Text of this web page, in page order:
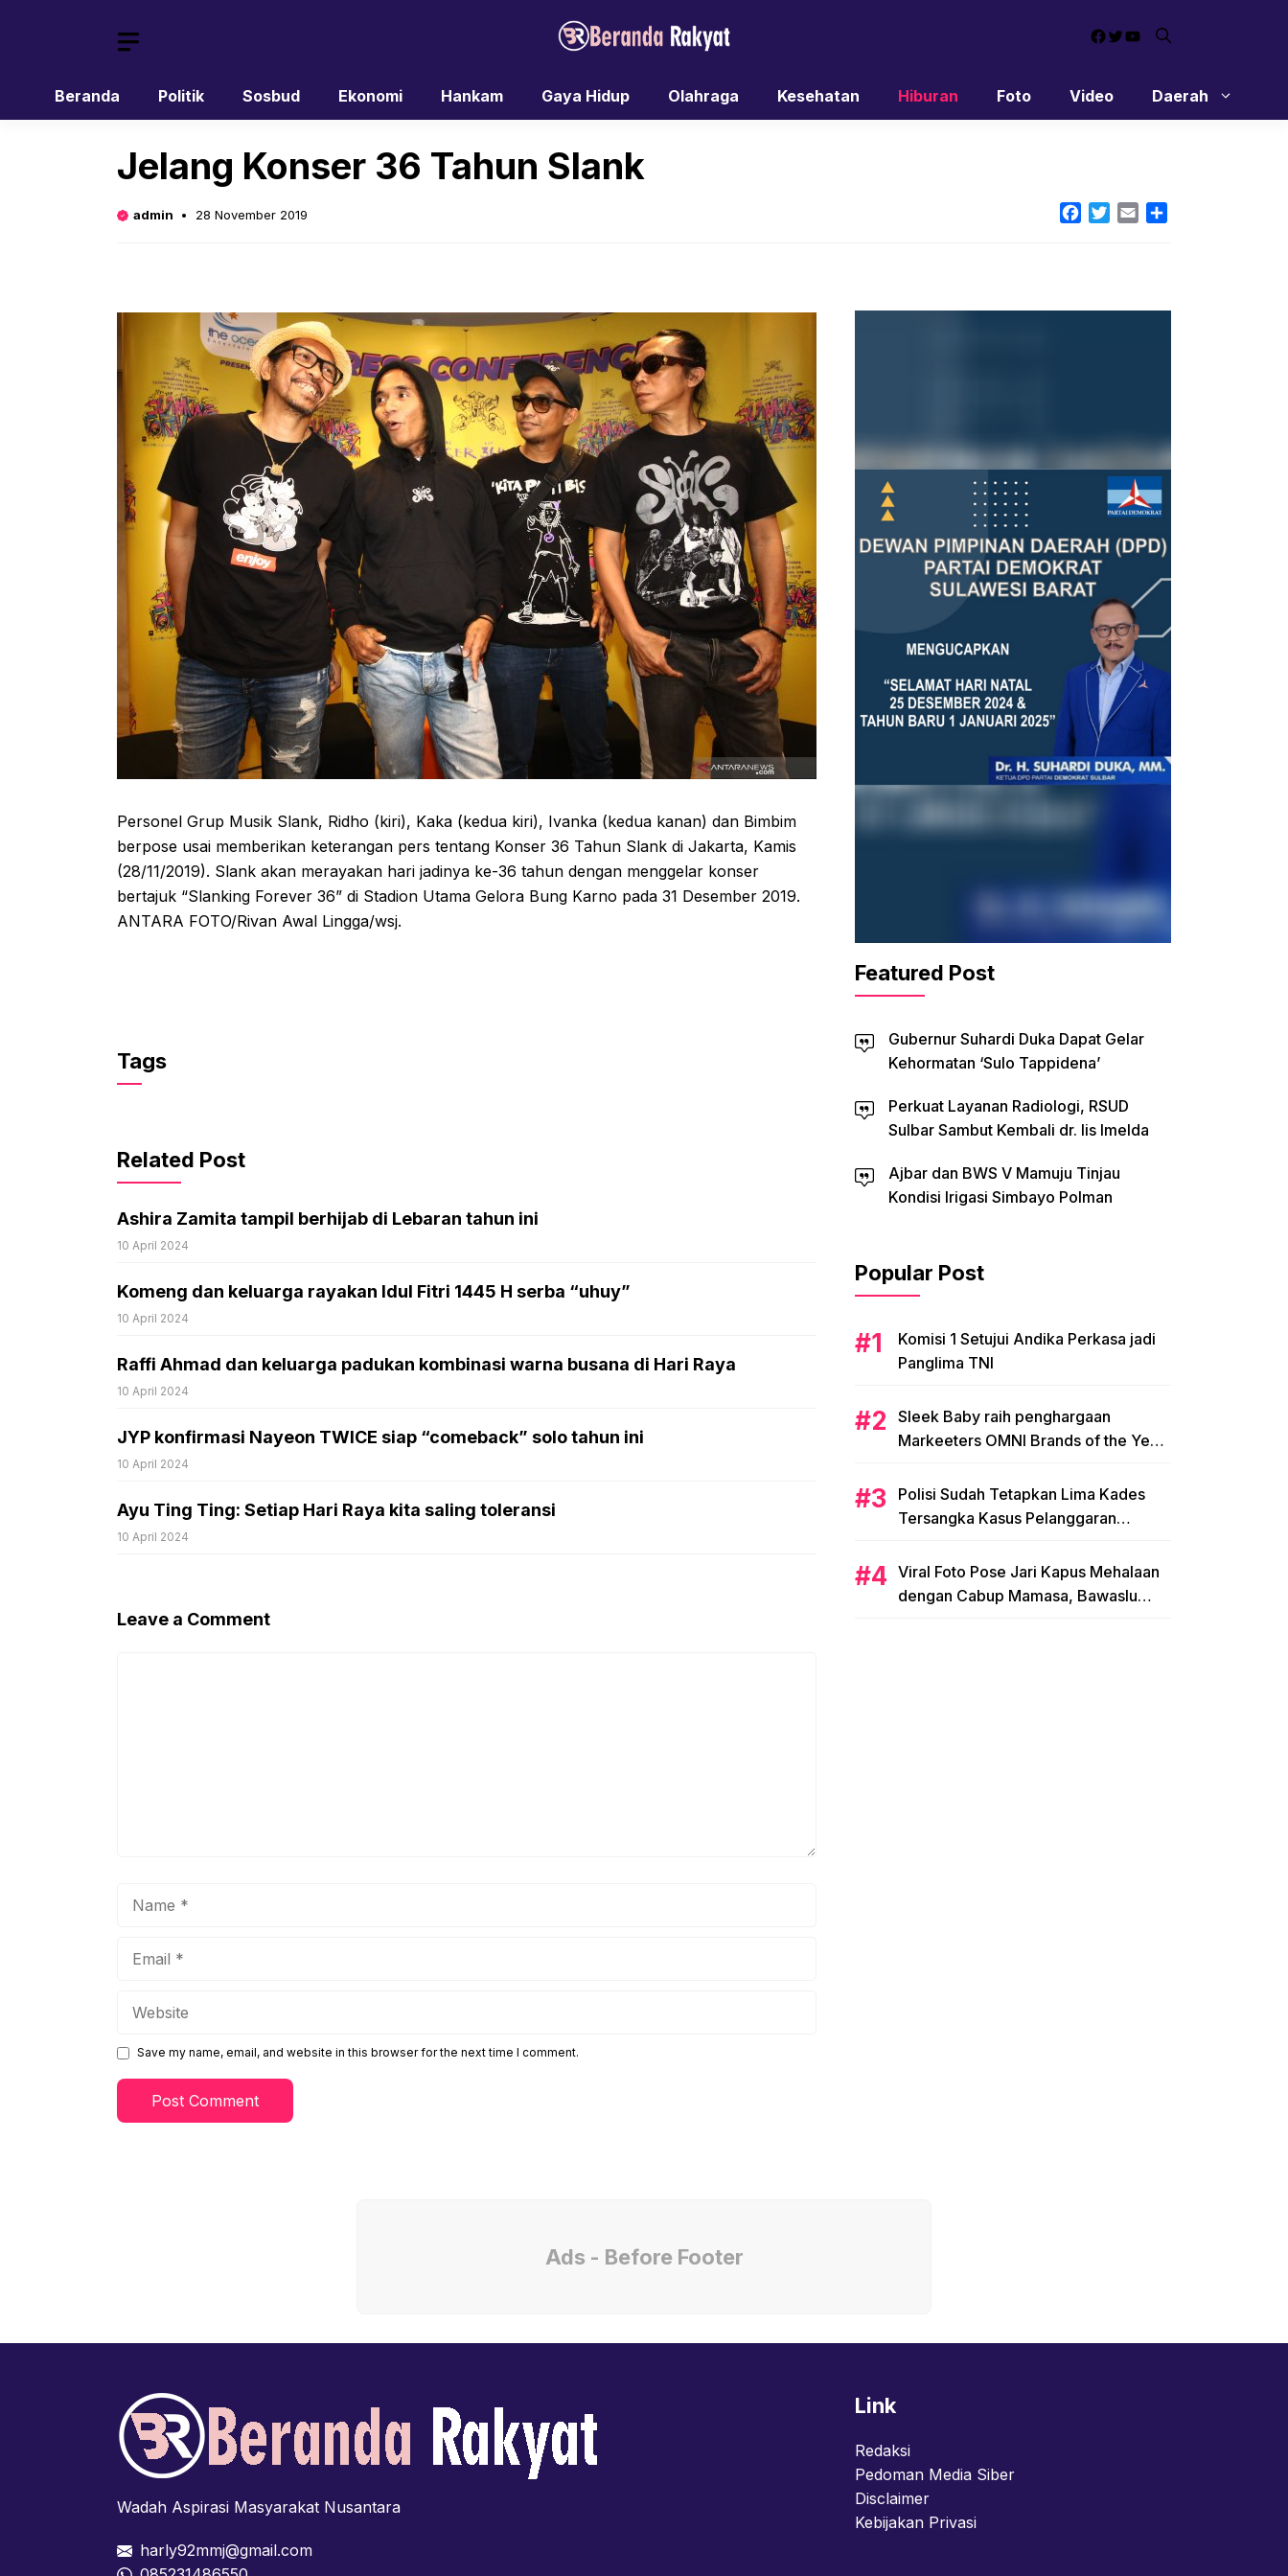
Facebook
Twitter
YouTube
Beranda Politik Sosbud Ekonomi Hankam Gaya Hidup Olahraga Kesehatan Hiburan Foto Video Daerah
Jelang Konser 36 Tahun Slank
admin 28 November 2019 Facebook
TwitterEmail
Personel Grup Musik Slank, Ridho (kiri), Kaka (kedua kiri), Ivanka (kedua kanan) dan Bimbim
berpose usai memberikan keterangan pers tentang Konser 36 Tahun Slank di Jakarta, Kamis
(28/11/2019). Slank akan merayakan hari jadinya ke-36 tahun dengan menggelar konser
bertajuk “Slanking Forever 36” di Stadion Utama Gelora Bung Karno pada 31 Desember 2019.
ANTARA FOTO/Rivan Awal Lingga/wsj.
Tags
Related Post
Ashira Zamita tampil berhijab di Lebaran tahun ini
10 April 2024
Komeng dan keluarga rayakan Idul Fitri 1445 H serba “uhuy”
10 April 2024
Raffi Ahmad dan keluarga padukan kombinasi warna busana di Hari Raya
10 April 2024
JYP konfirmasi Nayeon TWICE siap “comeback” solo tahun ini
10 April 2024
Ayu Ting Ting: Setiap Hari Raya kita saling toleransi
10 April 2024
Leave a Comment
Save my name, email, and website in this browser for the next time I comment.
Featured Post
Gubernur Suhardi Duka Dapat Gelar
Kehormatan ‘Sulo Tappidena’
Perkuat Layanan Radiologi, RSUD
Sulbar Sambut Kembali dr. Iis Imelda
Ajbar dan BWS V Mamuju Tinjau
Kondisi Irigasi Simbayo Polman
Popular Post
Komisi 1 Setujui Andika Perkasa jadi
Panglima TNI
Sleek Baby raih penghargaan
Markeeters OMNI Brands of the Year
Polisi Sudah Tetapkan Lima Kades
Tersangka Kasus Pelanggaran
Viral Foto Pose Jari Kapus Mehalaan
dengan Cabup Mamasa, Bawaslu
Ads - Before Footer
Wadah Aspirasi Masyarakat Nusantara
harly92mmj@gmail.com
Link
Redaksi
Pedoman Media Siber
Disclaimer
Kebijakan Privasi